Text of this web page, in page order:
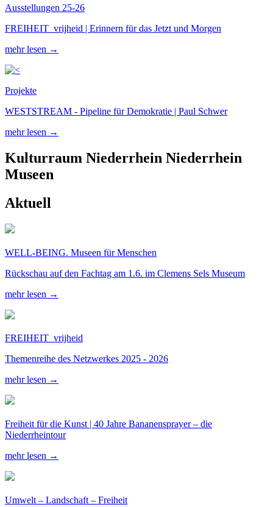
Ausstellungen 25-26
FREIHEIT_vrijheid | Erinnern für das Jetzt und Morgen
mehr lesen →
Projekte
WESTSTREAM - Pipeline für Demokratie | Paul Schwer
mehr lesen →
Kulturraum Niederrhein Niederrhein
Museen
Aktuell
WELL-BEING. Museen für Menschen
Rückschau auf den Fachtag am 1.6. im Clemens Sels Museum
mehr lesen →
FREIHEIT_vrijheid
Themenreihe des Netzwerkes 2025 - 2026
mehr lesen →
Freiheit für die Kunst | 40 Jahre Bananensprayer – die
Niederrheintour
mehr lesen →
Umwelt – Landschaft – Freiheit